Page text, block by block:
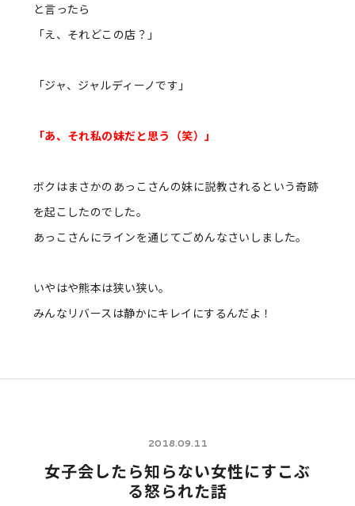
と言ったら
「え、それどこの店？」
「ジャ、ジャルディーノです」
「あ、それ私の妹だと思う（笑）」
ボクはまさかのあっこさんの妹に説教されるという奇跡
を起こしたのでした。
あっこさんにラインを通じてごめんなさいしました。
いやはや熊本は狭い狭い。
みんなリバースは静かにキレイにするんだよ！
2018.09.11
女子会したら知らない女性にすこぶ
る怒られた話